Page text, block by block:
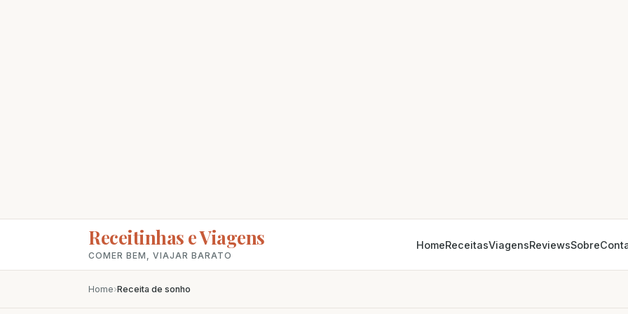
Receitinhas e Viagens
COMER BEM, VIAJAR BARATO
HomeReceitasViagensReviewsSobre
Home›Receita de sonho